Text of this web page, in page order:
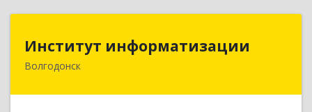
Институт информатизации
Волгодонск
Институт информатизации
347383, Ростовская обл, Волгодонск г, Маршала